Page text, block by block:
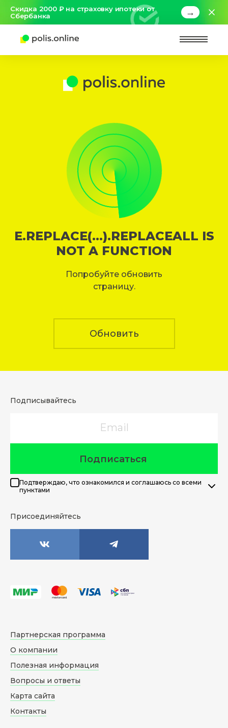
Скидка 2000 ₽ на страховку ипотеки от
Сбербанка
→
E.REPLACE(...).REPLACEALL IS
NOT A FUNCTION
Попробуйте обновить
страницу.
Обновить
Подписывайтесь
Подписаться
Подтверждаю, что ознакомился и соглашаюсь со всеми
пунктами
Присоединяйтесь
Партнерская программа
О компании
Полезная информация
Вопросы и ответы
Карта сайта
Контакты